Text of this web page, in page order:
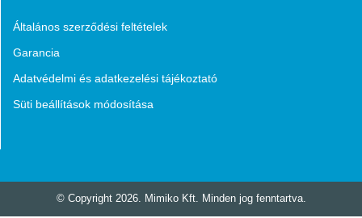
Általános szerződési feltételek
Garancia
Adatvédelmi és adatkezelési tájékoztató
Süti beállítások módosítása
© Copyright 2026. Mimiko Kft. Minden jog fenntartva.